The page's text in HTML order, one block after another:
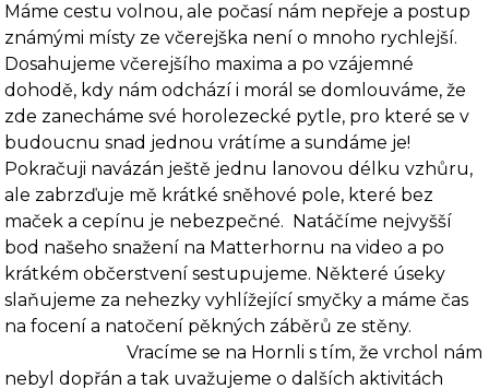
Máme cestu volnou, ale počasí nám nepřeje a postup
známými místy ze včerejška není o mnoho rychlejší.
Dosahu­jeme včerejšího maxima a po vzájemné
dohodě, kdy nám odchází i morál se domlouváme, že
zde zanecháme své horolezecké pytle, pro které se v
budoucnu snad jednou vrátíme a sun­dáme je!
Pokračuji navázán ještě jednu lanovou délku vzhůru,
ale zabrzďuje mě krátké sně­hové pole, které bez
maček a cepínu je nebezpečné. Natáčíme nejvyšší
bod našeho snažení na Matter­hornu na video a po
krátkém občerstvení sestupujeme. Některé úseky
slaňujeme za nehezky vyhlížející smyčky a máme čas
na focení a natočení pěkných záběrů ze stěny.
Vracíme se na Hornli s tím, že vrchol nám
nebyl dopřán a tak uvažujeme o dalších aktivitách